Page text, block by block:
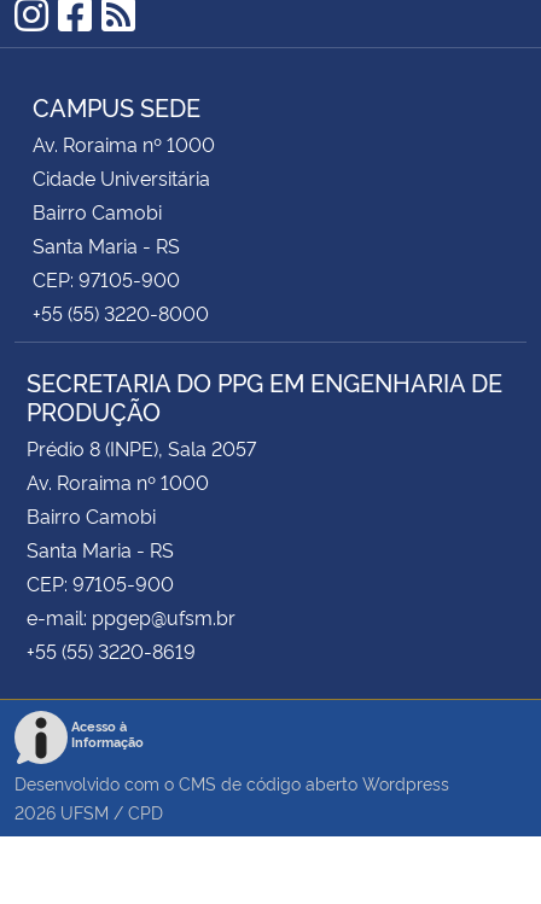
Instagram
Facebook
RSS
CAMPUS SEDE
Av. Roraima nº 1000
Cidade Universitária
Bairro Camobi
Santa Maria - RS
CEP: 97105-900
+55 (55) 3220-8000
SECRETARIA DO PPG EM ENGENHARIA DE
PRODUÇÃO
Prédio 8 (INPE), Sala 2057
Av. Roraima nº 1000
Bairro Camobi
Santa Maria - RS
CEP: 97105-900
e-mail: ppgep@ufsm.br
+55 (55) 3220-8619
Acesso à
Informação
Desenvolvido com o CMS de código aberto Wordpress
2026 UFSM / CPD